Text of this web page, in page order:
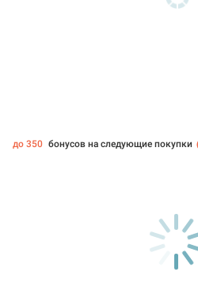
до 350 бонусов на следующие покупки